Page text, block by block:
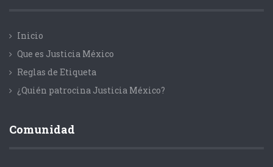
Inicio
Que es Justicia México
Reglas de Etiqueta
¿Quién patrocina Justicia México?
Comunidad